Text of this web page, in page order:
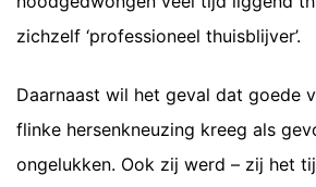
zichzelf ‘professioneel thuisblijver’.
Daarnaast wil het geval dat goede
flinke hersenkneuzing kreeg als
ongelukken. Ook zij werd – zij het